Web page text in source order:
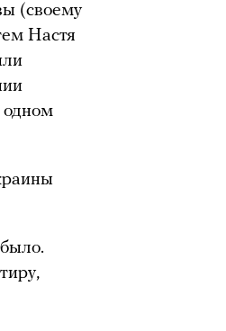
(своему
Настя
одном